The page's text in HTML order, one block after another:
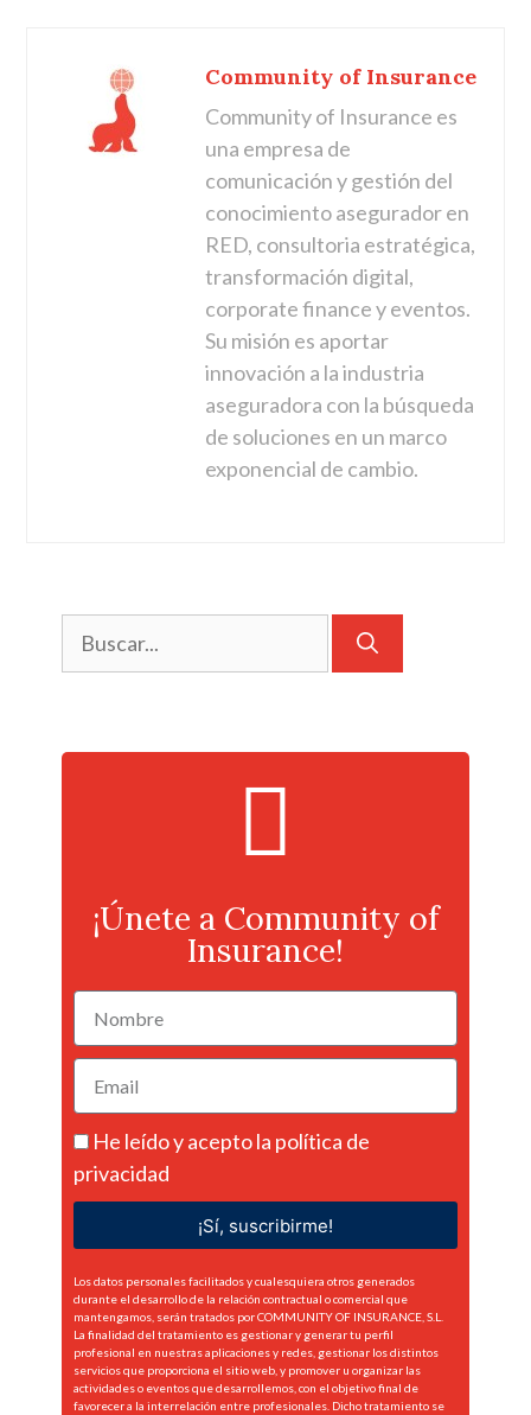
Community of Insurance
Community of Insurance es
una empresa de
comunicación y gestión del
conocimiento asegurador en
RED, consultoria estratégica,
transformación digital,
corporate finance y eventos.
Su misión es aportar
innovación a la industria
aseguradora con la búsqueda
de soluciones en un marco
exponencial de cambio.
¡Únete a Community of
Insurance!
He leído y acepto la política de
privacidad
¡Sí, suscribirme!
Los datos personales facilitados y cualesquiera otros generados
durante el desarrollo de la relación contractual o comercial que
mantengamos, serán tratados por COMMUNITY OF INSURANCE, S.L.
La finalidad del tratamiento es gestionar y generar tu perfil
profesional en nuestras aplicaciones y redes, gestionar los distintos
servicios que proporciona el sitio web, y promover u organizar las
actividades o eventos que desarrollemos, con el objetivo final de
favorecer a la interrelación entre profesionales. Dicho tratamiento se